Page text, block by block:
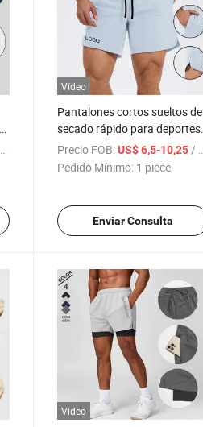
Vídeo
Pantalones cortos sueltos de
secado rápido para deportes
de hombres, gimnasio, fitness,
ropa de correr y yoga
Precio FOB: US$ 6,5-10,25 / piece
Pedido Mínimo: 1 piece
Enviar Consulta
Vídeo